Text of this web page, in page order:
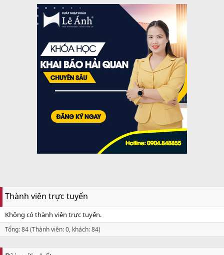
Thành viên trực tuyến
Không có thành viên trực tuyến.
Tổng: 84 (Thành viên: 0, khách: 84)